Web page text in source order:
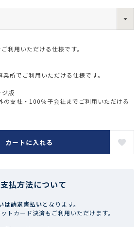
利用いただける仕様です。
所でご利用いただける仕様です。
版
支社・100％子会社までご利用いただける
カートに入れる
払方法について
は請求書払いとなります。
トカード決済もご利用いただけます。